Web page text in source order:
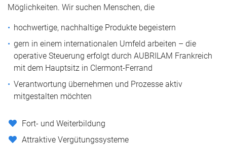
Möglichkeiten. Wir suchen Menschen, die
hochwertige, nachhaltige Produkte begeistern
gern in einem internationalen Umfeld arbeiten – die
operative Steuerung erfolgt durch AUBRILAM Frankreich
mit dem Hauptsitz in Clermont-Ferrand
Verantwortung übernehmen und Prozesse aktiv
mitgestalten möchten
Fort- und Weiterbildung
Attraktive Vergütungssysteme